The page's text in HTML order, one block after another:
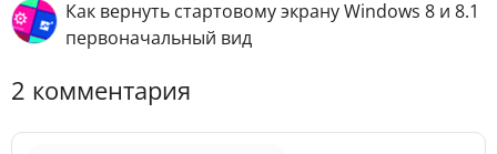
Как вернуть стартовому экрану Windows 8 и 8.1
первоначальный вид
2 комментария